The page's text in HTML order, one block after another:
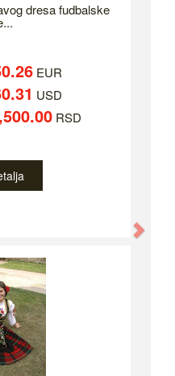
dresa fudbalske
EUR
USD
RSD